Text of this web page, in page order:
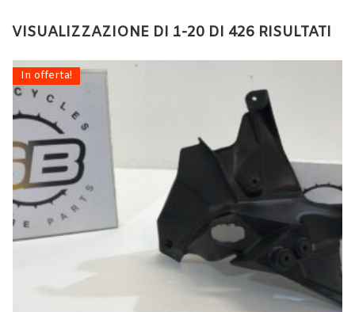
VISUALIZZAZIONE DI 1-20 DI 426 RISULTATI
In offerta!